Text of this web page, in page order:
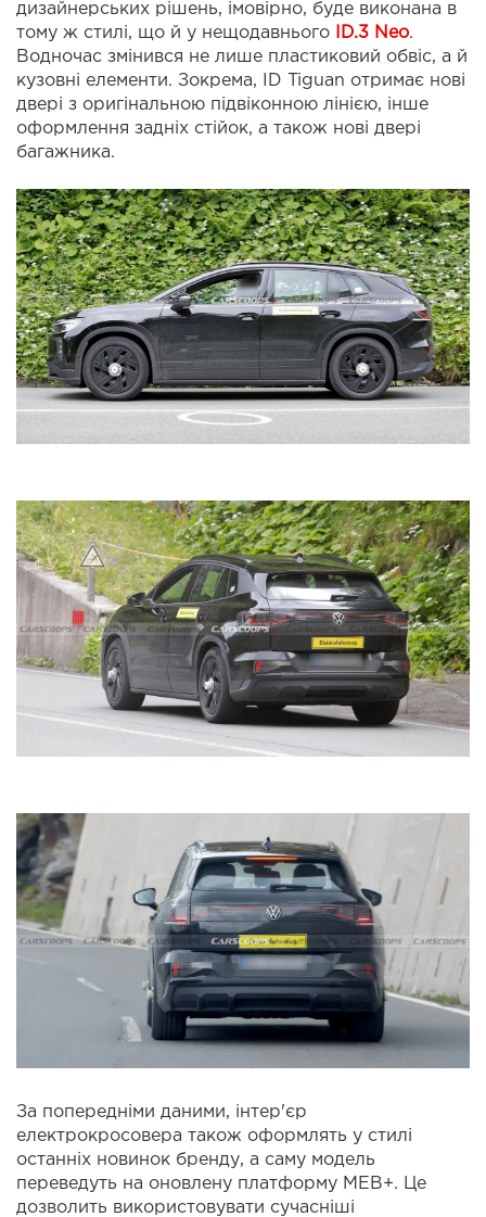
дизайнерських рішень, імовірно, буде виконана в
тому ж стилі, що й у нещодавнього
ID.3 Neo.
Водночас змінився не лише пластиковий обвіс, а й
кузовні елементи. Зокрема, ID Tiguan отримає нові
двері з оригінальною підвіконною лінією, інше
оформлення задніх стійок, а також нові двері
багажника.
За попередніми даними, інтер'єр
електрокросовера також оформлять у стилі
останніх новинок бренду, а саму модель
переведуть на оновлену платформу MEB+. Це
дозволить використовувати сучасніші